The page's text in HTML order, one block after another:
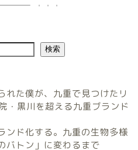
検索
れた僕が、九重で見つけたリ
・黒川を超える九重ブランド
ンド化する。九重の生物多様
バトン」に変わるまで
農家民宿FarmStay